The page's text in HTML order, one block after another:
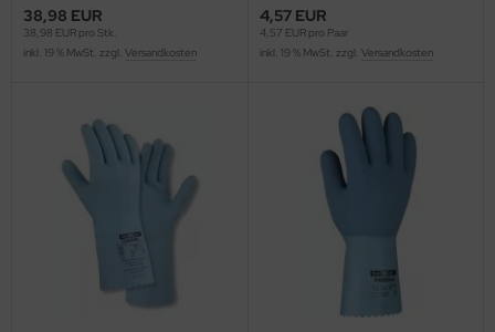
38,98 EUR
38,98 EUR pro Stk.
inkl. 19 % MwSt. zzgl. Versandkosten
4,57 EUR
4,57 EUR pro Paar
inkl. 19 % MwSt. zzgl. Versandkosten